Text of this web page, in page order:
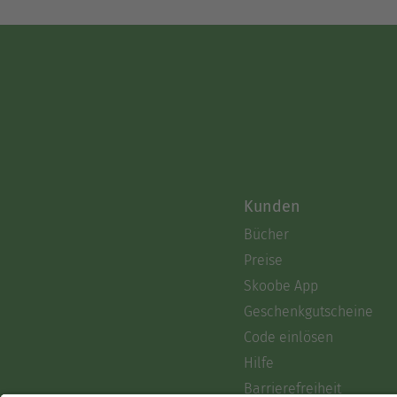
Jugend fotografiert er
Kunden
Bücher
Preise
Skoobe App
Geschenkgutscheine
Code einlösen
Hilfe
Barrierefreiheit